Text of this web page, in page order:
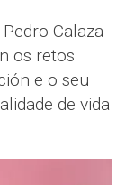
Calaza
os retos
e o seu
de vida